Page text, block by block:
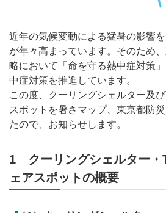
近年の気候変動による猛暑の影響
が年々高まっています。そのため
略において「命を守る熱中症対策
中症対策を推進しています。
この度、クーリングシェルター及
スポットを暑さマップ、東京都防
たので、お知らせします。
1 クーリングシェルター・
ェアスポットの概要